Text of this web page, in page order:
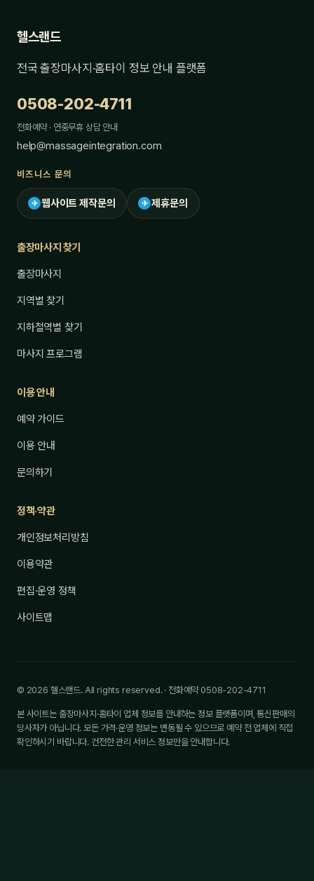
헬스랜드
전국 출장마사지·홈타이 정보 안내 플랫폼
0508-202-4711
전화예약 · 연중무휴 상담 안내
help@massageintegration.com
비즈니스 문의
✈ 웹사이트 제작문의 ✈ 제휴문의
출장마사지 찾기
출장마사지
지역별 찾기
지하철역별 찾기
마사지 프로그램
이용 안내
예약 가이드
이용 안내
문의하기
정책·약관
개인정보처리방침
이용약관
편집·운영 정책
사이트맵
© 2026 헬스랜드. All rights reserved. · 전화예약 0508-202-4711
본 사이트는 출장마사지·홈타이 업체 정보를 안내하는 정보 플랫폼이며, 통신판매의
당사자가 아닙니다. 모든 가격·운영 정보는 변동될 수 있으므로 예약 전 업체에 직접
확인하시기 바랍니다. 건전한 관리 서비스 정보만을 안내합니다.